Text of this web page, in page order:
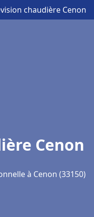
chaudière Cenon
Cenon
à Cenon (33150)